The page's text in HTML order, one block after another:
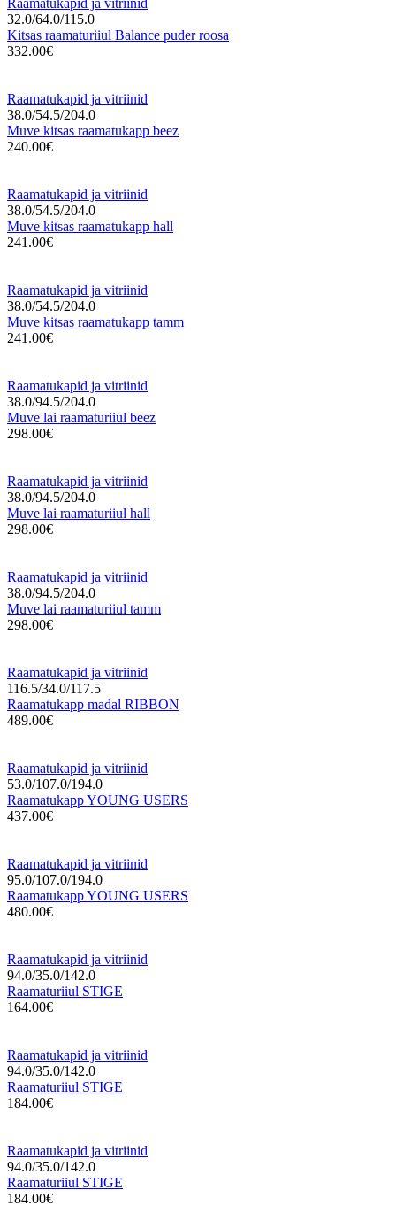
32.0/64.0/115.0
Kitsas raamaturiiul Balance puder roosa
332.00€
Raamatukapid ja vitriinid
38.0/54.5/204.0
Muve kitsas raamatukapp beez
240.00€
Raamatukapid ja vitriinid
38.0/54.5/204.0
Muve kitsas raamatukapp hall
241.00€
Raamatukapid ja vitriinid
38.0/54.5/204.0
Muve kitsas raamatukapp tamm
241.00€
Raamatukapid ja vitriinid
38.0/94.5/204.0
Muve lai raamaturiiul beez
298.00€
Raamatukapid ja vitriinid
38.0/94.5/204.0
Muve lai raamaturiiul hall
298.00€
Raamatukapid ja vitriinid
38.0/94.5/204.0
Muve lai raamaturiiul tamm
298.00€
Raamatukapid ja vitriinid
116.5/34.0/117.5
Raamatukapp madal RIBBON
489.00€
Raamatukapid ja vitriinid
53.0/107.0/194.0
Raamatukapp YOUNG USERS
437.00€
Raamatukapid ja vitriinid
95.0/107.0/194.0
Raamatukapp YOUNG USERS
480.00€
Raamatukapid ja vitriinid
94.0/35.0/142.0
Raamaturiiul STIGE
164.00€
Raamatukapid ja vitriinid
94.0/35.0/142.0
Raamaturiiul STIGE
184.00€
Raamatukapid ja vitriinid
94.0/35.0/142.0
Raamaturiiul STIGE
184.00€